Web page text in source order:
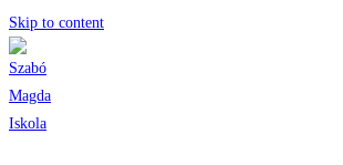
Skip to content